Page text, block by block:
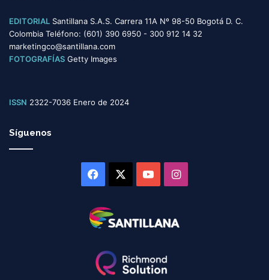
EDITORIAL Santillana S.A.S. Carrera 11A Nº 98-50 Bogotá D. C.
Colombia Teléfono: (601) 390 6950 - 300 912 14 32
marketingco@santillana.com
FOTOGRAFÍAS Getty Images
ISSN 2322-7036 Enero de 2024
Síguenos
Facebook YouTubeInstagram